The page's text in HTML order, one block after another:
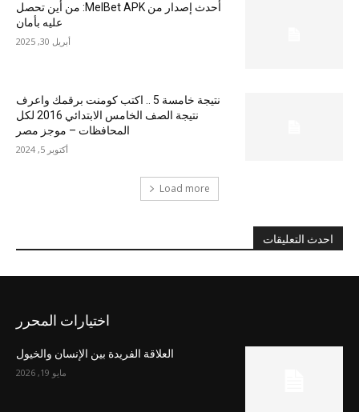
أحدث إصدار من MelBet APK: من أين تحصل
عليه بأمان
أبريل 30, 2025
نتيجة خامسة 5 .. اكتب كومنت برقمك واعرف
نتيجة الصف الخامس الابتدائي 2016 لكل
المحافظات – موجز مصر
أكتوبر 5, 2024
Load more
احدث التعليقات
اختيارات المحرر
العلاقة الفريدة بين الإنسان والخيول
مايو 19, 2026